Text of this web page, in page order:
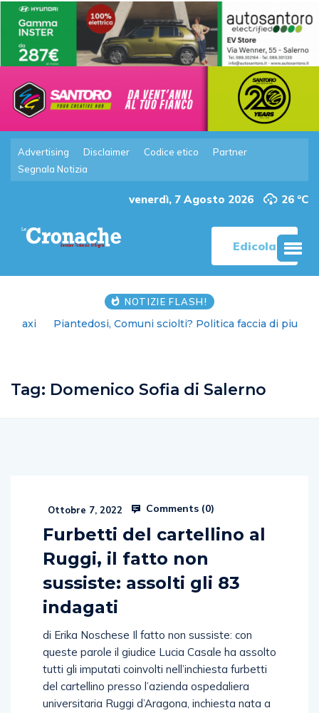
Advertising Disclaimer Codice etico
Partner
Segnala Notizia
venerdì, 7 Agosto 2026 26 °C
Edicola
NOTIZIE FLASH!
Piantedosi, Comuni sciolti? Politica faccia di piu’
Furbetti del cartellino al
Ruggi, il fatto non
sussiste: assolti gli 83
indagati
di Erika Noschese Il fatto non sussiste: con
queste parole il giudice Lucia Casale ha assolto
tutti gli imputati coinvolti nell’inchiesta furbetti
del cartellino presso l’azienda ospedaliera
universitaria Ruggi d’Aragona, inchiesta nata a
seguito di una denuncia sporta dall’allora